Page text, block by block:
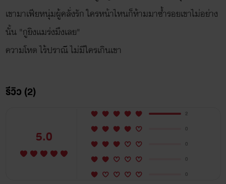
เขามาเฟียหนุ่มผู้คลั่งรัก ใครหน้าไหนก็ห้ามมาซ้ำรอยเขาไม่อย่าง
นั้น "กูยิงเเมร่งมึงเลย"
ความโหด ไร้ปราณี ไม่มีใครเกินเขา
รีวิว (2)
5.0
2
0
0
0
0